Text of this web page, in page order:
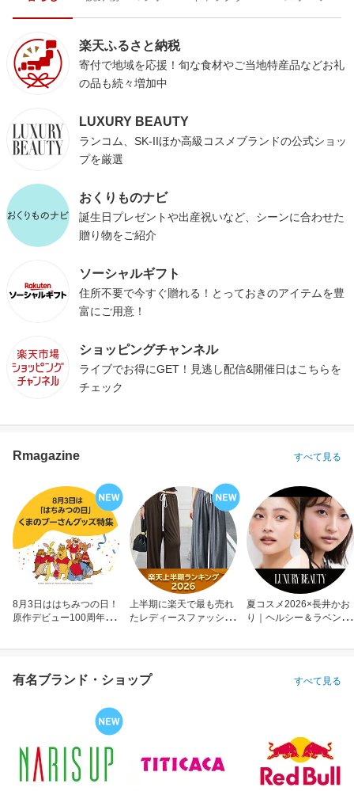
楽天ふるさと納税
寄付で地域を応援！旬な食材やご当地特産品などお礼
の品も続々増加中
LUXURY BEAUTY
ランコム、SK-IIほか高級コスメブランドの公式ショッ
プを厳選
おくりものナビ
誕生日プレゼントや出産祝いなど、シーンに合わせた
贈り物をご紹介
ソーシャルギフト
住所不要で今すぐ贈れる！とっておきのアイテムを豊
富にご用意！
ショッピングチャンネル
ライブでお得にGET！見逃し配信&開催日はこちらを
チェック
Rmagazine すべて見る
8月3日ははちみつの日！
原作デビュー100周年も
上半期に楽天で最も売れ
たレディースファッショ
夏コスメ2026×長井かお
り｜ヘルシー＆ラベンダ
有名ブランド・ショップ すべて見る